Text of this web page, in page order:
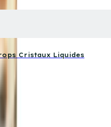
Cristaux Liquides